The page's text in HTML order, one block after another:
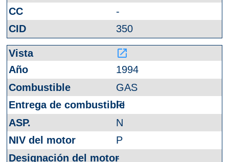
-
350
launch
1994
GAS
FI
N
P
-